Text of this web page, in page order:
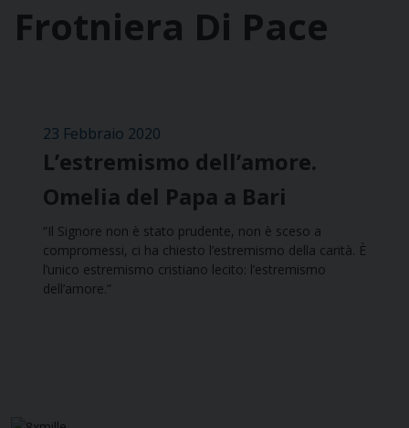
Frotniera Di Pace
23 Febbraio 2020
L’estremismo dell’amore.
Omelia del Papa a Bari
“Il Signore non è stato prudente, non è sceso a
compromessi, ci ha chiesto l’estremismo della carità. È
l’unico estremismo cristiano lecito: l’estremismo
dell’amore.”